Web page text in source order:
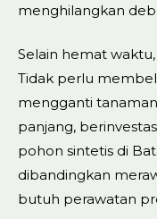
menghilangkan
Selain hemat
Tidak perlu
mengganti
panjang,
pohon sintetis di
dibandingkan
butuh perawatan